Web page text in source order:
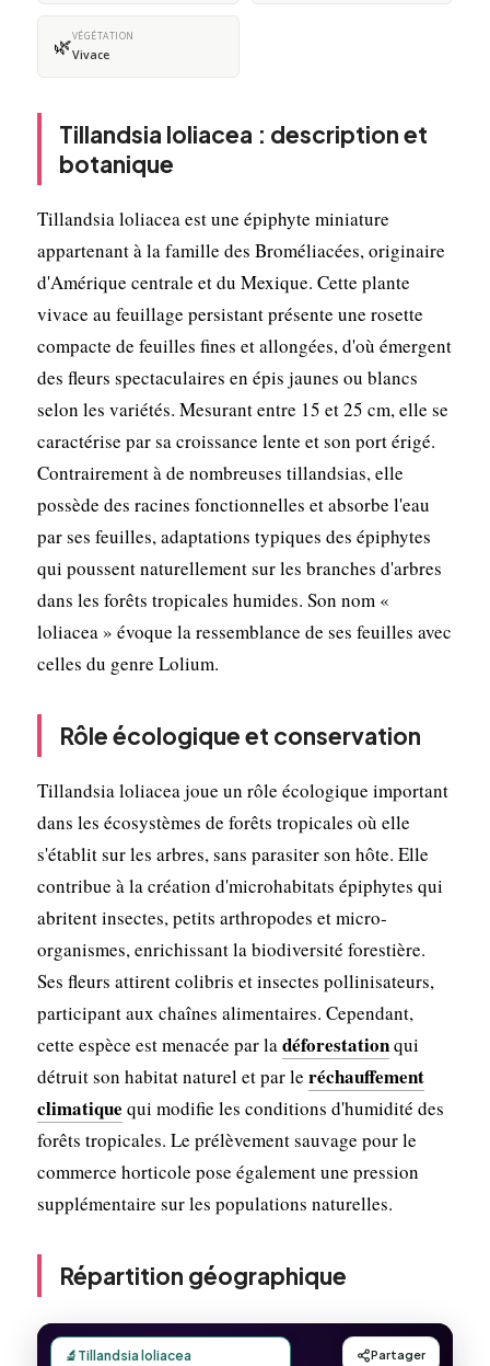
🌿VÉGÉTATION
Vivace
Tillandsia loliacea : description et
botanique
Tillandsia loliacea est une épiphyte miniature
appartenant à la famille des Broméliacées, originaire
d'Amérique centrale et du Mexique. Cette plante
vivace au feuillage persistant présente une rosette
compacte de feuilles fines et allongées, d'où émergent
des fleurs spectaculaires en épis jaunes ou blancs
selon les variétés. Mesurant entre 15 et 25 cm, elle se
caractérise par sa croissance lente et son port érigé.
Contrairement à de nombreuses tillandsias, elle
possède des racines fonctionnelles et absorbe l'eau
par ses feuilles, adaptations typiques des épiphytes
qui poussent naturellement sur les branches d'arbres
dans les forêts tropicales humides. Son nom «
loliacea » évoque la ressemblance de ses feuilles avec
celles du genre Lolium.
Rôle écologique et conservation
Tillandsia loliacea joue un rôle écologique important
dans les écosystèmes de forêts tropicales où elle
s'établit sur les arbres, sans parasiter son hôte. Elle
contribue à la création d'microhabitats épiphytes qui
abritent insectes, petits arthropodes et micro-
organismes, enrichissant la biodiversité forestière.
Ses fleurs attirent colibris et insectes pollinisateurs,
participant aux chaînes alimentaires. Cependant,
cette espèce est menacée par ladéforestationqui
détruit son habitat naturel et par le réchauffement
climatique qui modifie les conditions d'humidité des
forêts tropicales. Le prélèvement sauvage pour le
commerce horticole pose également une pression
supplémentaire sur les populations naturelles.
Répartition géographique